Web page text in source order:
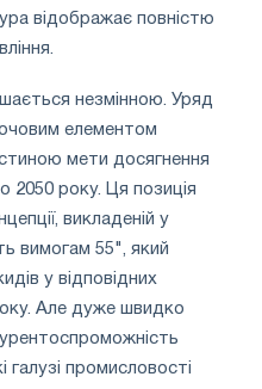
відображає повністю
незмінною. Уряд
елементом
мети досягнення
2050 року. Ця позиція
викладеній у
вимогам 55", який
у відповідних
Але дуже швидко
галузі промисловості